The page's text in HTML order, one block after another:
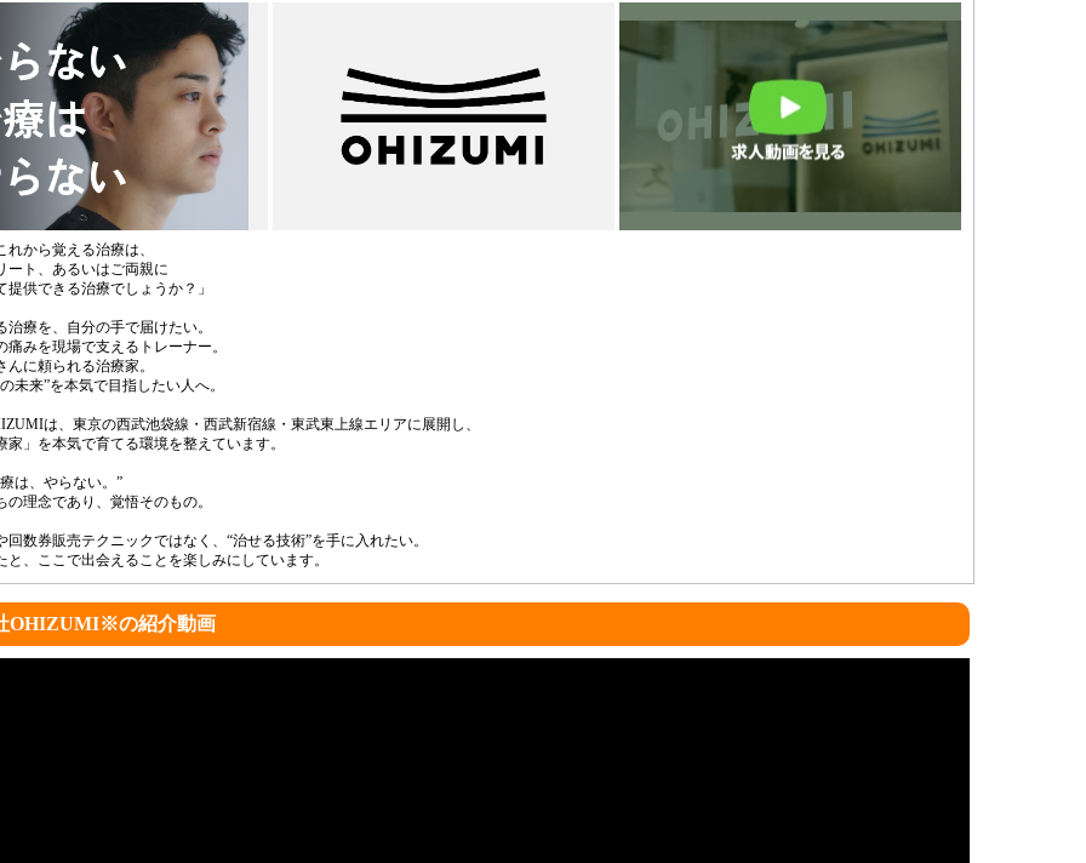
れから覚える治療は、
ート、あるいはご両親に
提供できる治療でしょうか？」
治療を、自分の手で届けたい。
痛みを現場で支えるトレーナー。
んに頼られる治療家。
未来”を本気で目指したい人へ。
は、東京の西武池袋線・西武新宿線・東武東上線エリアに展開し、
家」を本気で育てる環境を整えています。
は、やらない。”
の理念であり、覚悟そのもの。
回数券販売テクニックではなく、“治せる技術”を手に入れたい。
と、ここで出会えることを楽しみにしています。
OHIZUMI※の紹介動画